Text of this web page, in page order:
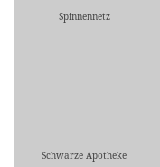
Spinnennetz
Schwarze Apotheke